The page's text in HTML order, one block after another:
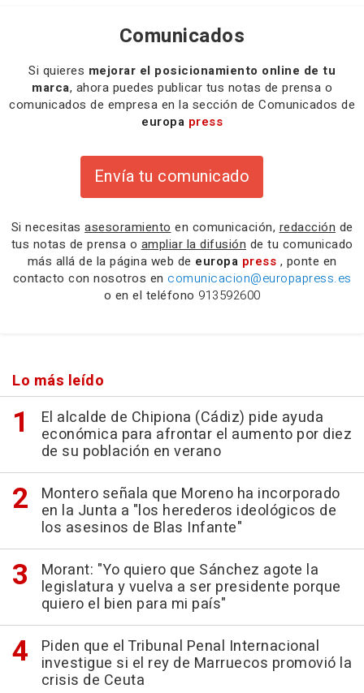
Comunicados
Si quieres mejorar el posicionamiento online de tu
marca, ahora puedes publicar tus notas de prensa o
comunicados de empresa en la sección de Comunicados de
europa press
Envía tu comunicado
Si necesitas asesoramiento en comunicación, redacción de
tus notas de prensa o ampliar la difusión de tu comunicado
más allá de la página web de europa press , ponte en
contacto con nosotros en comunicacion@europapress.es
o en el teléfono 913592600
Lo más leído
El alcalde de Chipiona (Cádiz) pide ayuda
económica para afrontar el aumento por diez
de su población en verano
Montero señala que Moreno ha incorporado
en la Junta a "los herederos ideológicos de
los asesinos de Blas Infante"
Morant: "Yo quiero que Sánchez agote la
legislatura y vuelva a ser presidente porque
quiero el bien para mi país"
Piden que el Tribunal Penal Internacional
investigue si el rey de Marruecos promovió la
crisis de Ceuta